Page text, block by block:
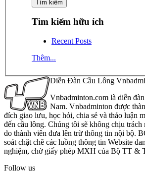
Tìm kiếm hữu ích
Recent Posts
Thêm...
Diễn Đàn Cầu Lông
Vnbadminton.com là diễn
Nam. Vnbadminton được
đích giao lưu, học hỏi, chia sẻ và thảo luận
đến cầu lông. Chúng tôi sẽ không chịu
do thành viên đưa lên trừ thông tin nội bộ.
soát chặt chẽ các luồng thông tin Website
nghiệm, chờ giấy phép MXH của Bộ TT &
Follow us